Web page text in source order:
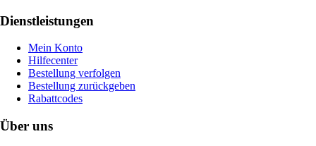
Dienstleistungen
Mein Konto
Hilfecenter
Bestellung verfolgen
Bestellung zurückgeben
Rabattcodes
Über uns